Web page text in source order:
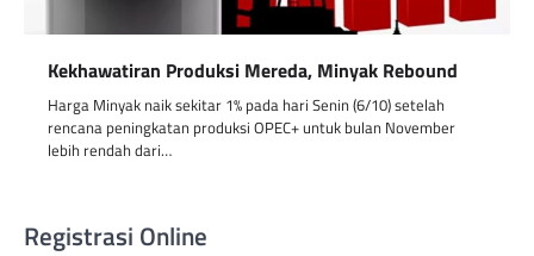
Kekhawatiran Produksi Mereda, Minyak Rebound
Harga Minyak naik sekitar 1% pada hari Senin (6/10) setelah
rencana peningkatan produksi OPEC+ untuk bulan November
lebih rendah dari…
Registrasi Online